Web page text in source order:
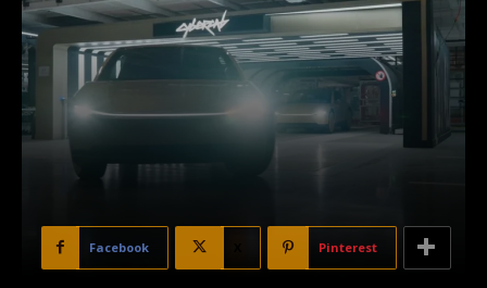
Facebook Pinterest